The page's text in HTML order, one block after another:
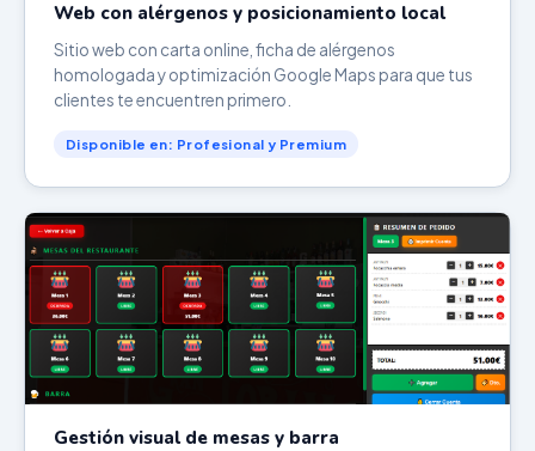
Web con alérgenos y posicionamiento local
Sitio web con carta online, ficha de alérgenos
homologada y optimización Google Maps para que tus
clientes te encuentren primero.
Disponible en: Profesional y Premium
Gestión visual de mesas y barra